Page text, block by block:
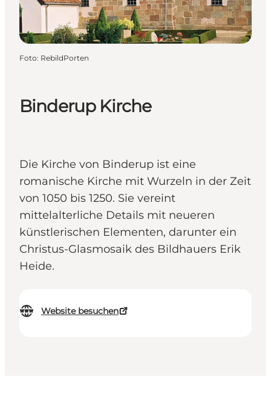
Binderup Kirche
Die Kirche von Binderup ist eine
romanische Kirche mit Wurzeln in der Zeit
von 1050 bis 1250. Sie vereint
mittelalterliche Details mit neueren
künstlerischen Elementen, darunter ein
Christus-Glasmosaik des Bildhauers Erik
Heide.
Website besuchen
Foto: RebildPorten